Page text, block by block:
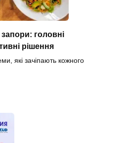
головні
рішення
які зачіпають кожного